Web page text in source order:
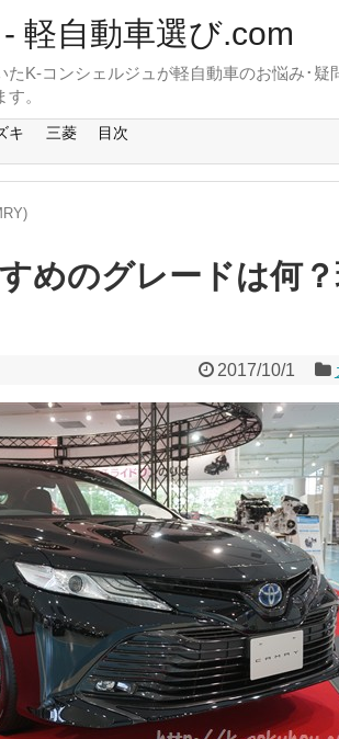
軽自動車選び.com
K-コンシェルジュが軽自動車のお悩み･
。
キ 三菱 目次
めのグレードは何
2017/10/1